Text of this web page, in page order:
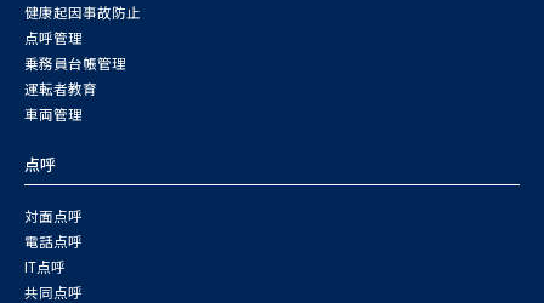
健康起因事故防止
点呼管理
乗務員台帳管理
運転者教育
車両管理
点呼
対面点呼
電話点呼
IT点呼
共同点呼